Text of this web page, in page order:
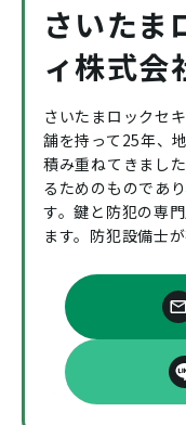
さいたま
ィ株式会
さいたまロックセ
舗を持って25年、
積み重ねてきまし
るためのものであ
す。鍵と防犯の専
ます。防犯設備士が